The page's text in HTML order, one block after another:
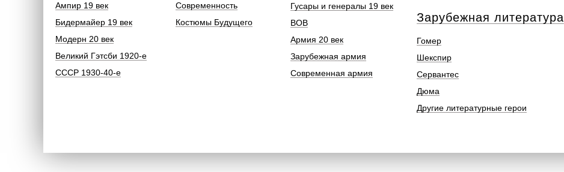
Ампир 19 век
Бидермайер 19 век
Модерн 20 век
Великий Гэтсби 1920-е
СССР 1930-40-е
Современность
Костюмы Будущего
Гусары и генералы 19 век
ВОВ
Армия 20 век
Зарубежная армия
Современная армия
Зарубежная литература
Гомер
Шекспир
Сервантес
Дюма
Другие литературные герои